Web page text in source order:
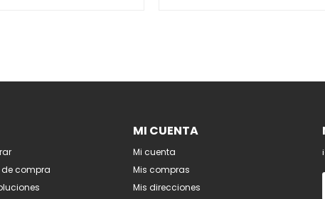
compra
MI CUENTA
Mi cuenta
Mis compras
Mis direcciones